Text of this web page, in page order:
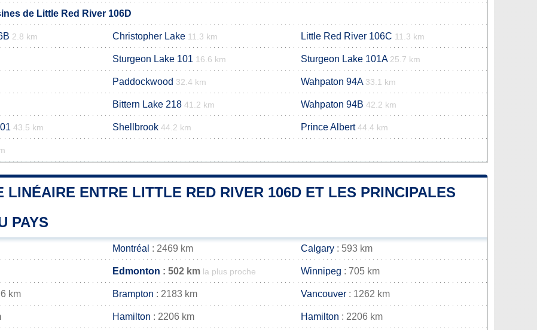
de Little Red River 106D
2.8 km Christopher Lake 11.3 km Little Red River 106C 11.3 km
Sturgeon Lake 101 16.6 km Sturgeon Lake 101A 25.7 km
Paddockwood 32.4 km Wahpaton 94A 33.1 km
Bittern Lake 218 41.2 km Wahpaton 94B 42.2 km
43.5 km Shellbrook 44.2 km Prince Albert 44.4 km
LINÉAIRE ENTRE LITTLE RED RIVER 106D ET LES PRINCIPALES
PAYS
Montréal : 2469 km Calgary : 593 km
Edmonton : 502 km la plus proche Winnipeg : 705 km
km Brampton : 2183 km Vancouver : 1262 km
Hamilton : 2206 km Hamilton : 2206 km